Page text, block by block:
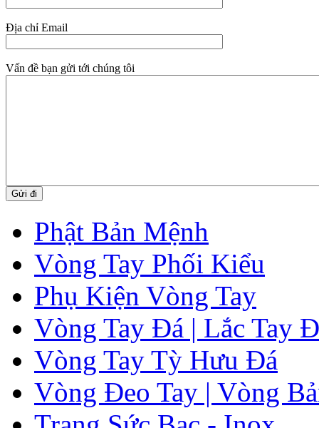
Địa chỉ Email
Vấn đề bạn gửi tới chúng tôi
Phật Bản Mệnh
Vòng Tay Phối Kiểu
Phụ Kiện Vòng Tay
Vòng Tay Đá | Lắc Tay
Vòng Tay Tỳ Hưu Đá
Vòng Đeo Tay | Vòng